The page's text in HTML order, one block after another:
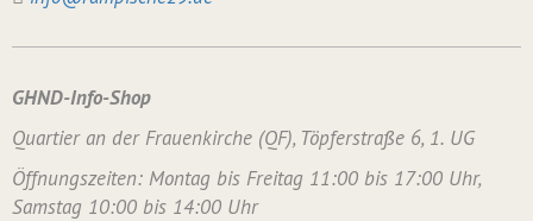
GHND-Info-Shop
Quartier an der Frauenkirche (QF), Töpferstraße 6, 1. UG
Öffnungszeiten: Montag bis Freitag 11:00 bis 17:00 Uhr,
Samstag 10:00 bis 14:00 Uhr